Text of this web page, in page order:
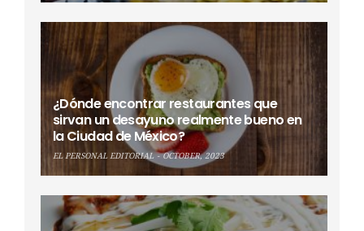
¿Dónde encontrar restaurantes que
sirvan un desayuno realmente bueno en
la Ciudad de México?
EL PERSONAL EDITORIAL OCTOBER, 2023